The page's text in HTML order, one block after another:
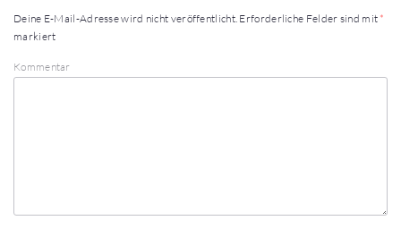
Deine E-Mail-Adresse wird nicht veröffentlicht. Erforderliche Felder sind mit *
markiert
Kommentar